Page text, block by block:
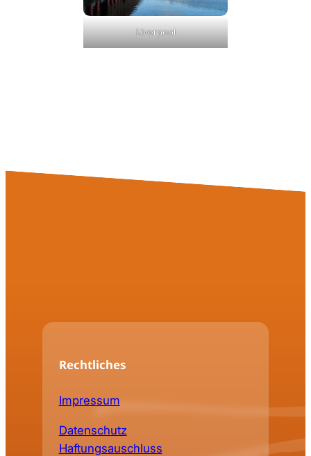
Liverpool
Rechtliches
Impressum
Datenschutz
Haftungsauschluss